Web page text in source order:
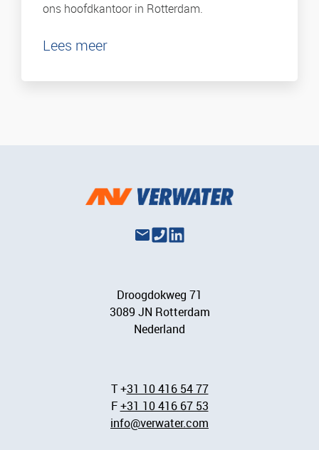
ons hoofdkantoor in Rotterdam.
Lees meer
Droogdokweg 71
3089 JN Rotterdam
Nederland
T +31 10 416 54 77
F+31 10 416 67 53
info@verwater.com